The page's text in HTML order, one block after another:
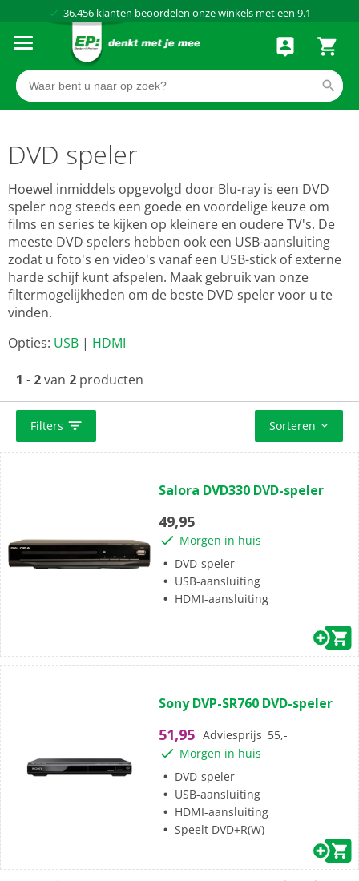
36.456 klanten beoordelen onze winkels met een 9.1
Al meer dan
dé elektronicaspecialist
Achteraf betalen via Klarna
DVD speler
Hoewel inmiddels opgevolgd door Blu-ray is een DVD
speler nog steeds een goede en voordelige keuze om
films en series te kijken op kleinere en oudere TV's. De
meeste DVD spelers hebben ook een USB-aansluiting
zodat u foto's en video's vanaf een USB-stick of externe
harde schijf kunt afspelen. Maak gebruik van onze
filtermogelijkheden om de beste DVD speler voor u te
vinden.
Opties: USB | HDMI
1 - 2van 2 producten
Filters Sorteren
van
5
sterren.
Salora DVD330 DVD-speler
49,95
Morgen in huis
DVD-speler
USB-aansluiting
HDMI-aansluiting
van
5
sterren.
53
beoordelingen
Sony DVP-SR760 DVD-speler
51,95 Adviesprijs 55,-
Morgen in huis
DVD-speler
USB-aansluiting
HDMI-aansluiting
Speelt DVD+R(W)